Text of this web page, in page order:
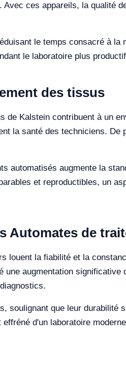
ces appareils, la qualité
le temps consacré à la
le laboratoire plus
des tissus
Kalstein contribuent à un
la santé des techniciens.
automatisés augmente la
et reproductibles, un
Automates de
louent la fiabilité et la
augmentation significative
soulignant que leur durabilité
d'un laboratoire